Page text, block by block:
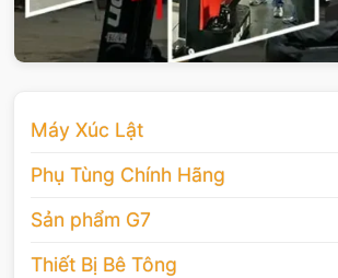
Máy Xúc Lật
Phụ Tùng Chính Hãng
Sản phẩm G7
Thiết Bị Bê Tông